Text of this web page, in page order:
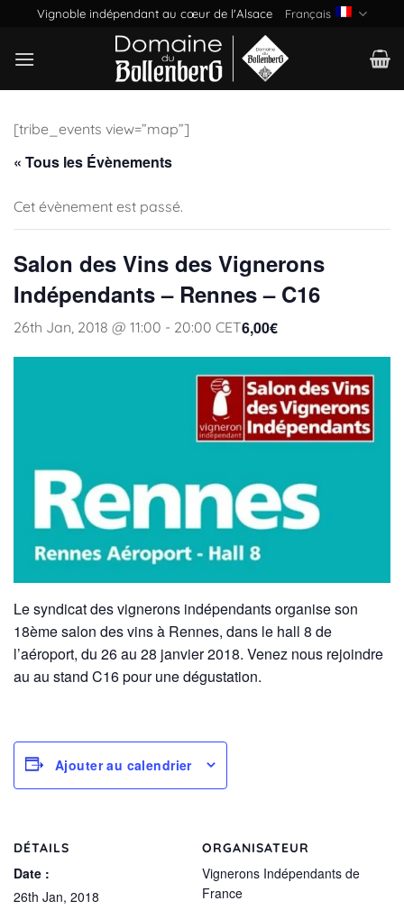
Passer
contenu
Vignoble indépendant au cœur de l'Alsace Français
[tribe_events view=”map”]
« Tous les Évènements
Cet évènement est passé.
Salon des Vins des Vignerons
Indépendants – Rennes – C16
26th Jan, 2018 @ 11:00 - 20:00 CET6,00€
Le syndicat des vignerons indépendants organise son
18ème salon des vins à Rennes, dans le hall 8 de
l’aéroport, du 26 au 28 janvier 2018. Venez nous rejoindre
au au stand C16 pour une dégustation.
Ajouter au calendrier
DÉTAILS
Date :
26th Jan, 2018
ORGANISATEUR
Vignerons Indépendants de
France